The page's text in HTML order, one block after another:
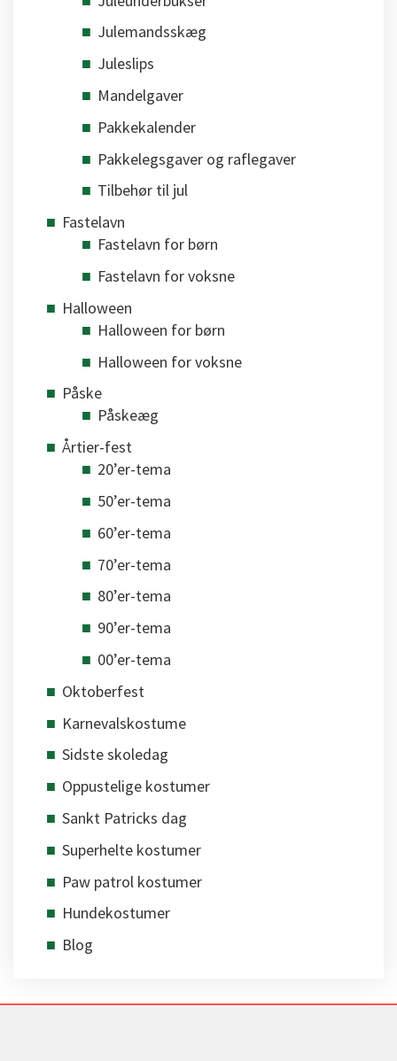
Julemandsskæg
Juleslips
Mandelgaver
Pakkekalender
Pakkelegsgaver og raflegaver
Tilbehør til jul
Fastelavn
Fastelavn for børn
Fastelavn for voksne
Halloween
Halloween for børn
Halloween for voksne
Påske
Påskeæg
Årtier-fest
20’er-tema
50’er-tema
60’er-tema
70’er-tema
80’er-tema
90’er-tema
00’er-tema
Oktoberfest
Karnevalskostume
Sidste skoledag
Oppustelige kostumer
Sankt Patricks dag
Superhelte kostumer
Paw patrol kostumer
Hundekostumer
Blog